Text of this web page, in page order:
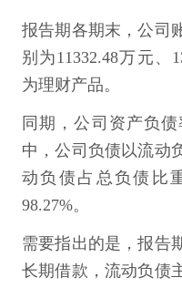
报告期各期末，公司
别为11332.48万元、
为理财产品。
同期，公司资产负债
中，公司负债以流动
动负债占总负债比
98.27%。
需要指出的是，报告
长期借款，流动负债